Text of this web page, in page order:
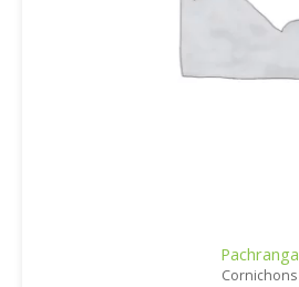
Pachranga
Cornichons